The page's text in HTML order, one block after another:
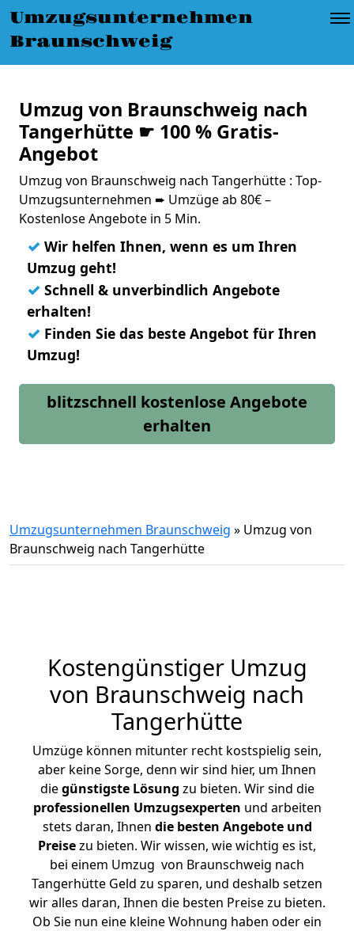
Umzugsunternehmen
Braunschweig
Umzug von Braunschweig nach
Tangerhütte ☛ 100 % Gratis-
Angebot
Umzug von Braunschweig nach Tangerhütte : Top-
Umzugsunternehmen ➨ Umzüge ab 80€ –
Kostenlose Angebote in 5 Min.
✓ Wir helfen Ihnen, wenn es um Ihren
Umzug geht!
✓ Schnell & unverbindlich Angebote
erhalten!
✓ Finden Sie das beste Angebot für Ihren
Umzug!
blitzschnell kostenlose Angebote
erhalten
Umzugsunternehmen Braunschweig » Umzug von
Braunschweig nach Tangerhütte
Kostengünstiger Umzug
von Braunschweig nach
Tangerhütte
Umzüge können mitunter recht kostspielig sein,
aber keine Sorge, denn wir sind hier, um Ihnen
diegünstigste Lösung zu bieten. Wir sind die
professionellen Umzugsexperten und arbeiten
stets daran, Ihnen die besten Angebote und
Preisezu bieten. Wir wissen, wie wichtig es ist,
bei einem Umzug von Braunschweig nach
Tangerhütte Geld zu sparen, und deshalb setzen
wir alles daran, Ihnen die besten Preise zu bieten.
Ob Sie nun eine kleine Wohnung haben oder ein